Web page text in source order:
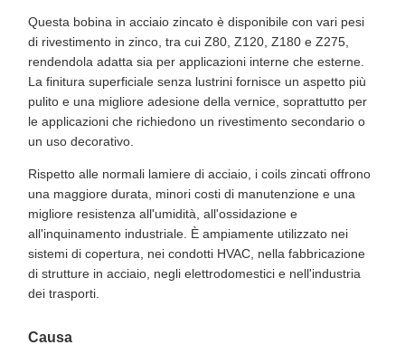
Questa bobina in acciaio zincato è disponibile con vari pesi
di rivestimento in zinco, tra cui Z80, Z120, Z180 e Z275,
rendendola adatta sia per applicazioni interne che esterne.
La finitura superficiale senza lustrini fornisce un aspetto più
pulito e una migliore adesione della vernice, soprattutto per
le applicazioni che richiedono un rivestimento secondario o
un uso decorativo.
Rispetto alle normali lamiere di acciaio, i coils zincati offrono
una maggiore durata, minori costi di manutenzione e una
migliore resistenza all'umidità, all'ossidazione e
all'inquinamento industriale. È ampiamente utilizzato nei
sistemi di copertura, nei condotti HVAC, nella fabbricazione
di strutture in acciaio, negli elettrodomestici e nell'industria
dei trasporti.
Causa